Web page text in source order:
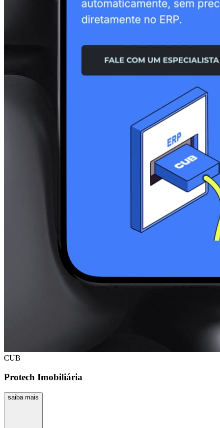
CUB
Protech Imobiliária
saiba mais